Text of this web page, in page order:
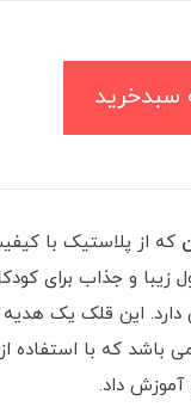
که از پلاستیک با
و جذاب برای
دارد. این قلک یک
باشد که با استفاده
آموزش داد.